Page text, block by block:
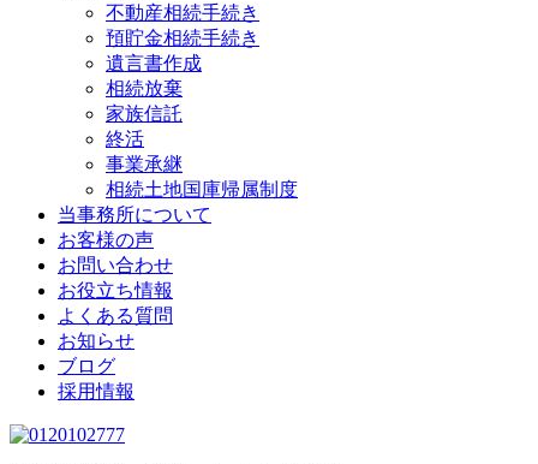
不動産相続手続き
預貯金相続手続き
遺言書作成
相続放棄
家族信託
終活
事業承継
相続土地国庫帰属制度
当事務所について
お客様の声
お問い合わせ
お役立ち情報
よくある質問
お知らせ
ブログ
採用情報